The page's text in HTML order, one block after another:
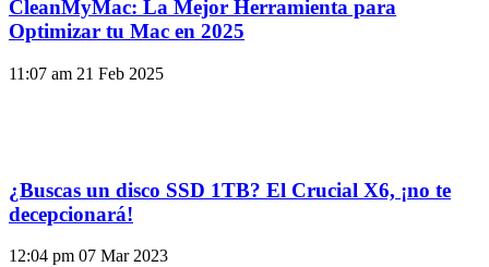
CleanMyMac: La Mejor Herramienta para
Optimizar tu Mac en 2025
11:07 am 21 Feb 2025
¿Buscas un disco SSD 1TB? El Crucial X6, ¡no te
decepcionará!
12:04 pm 07 Mar 2023